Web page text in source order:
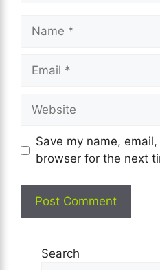
Name
Email
Website
Save my name,
browser for the next
Search